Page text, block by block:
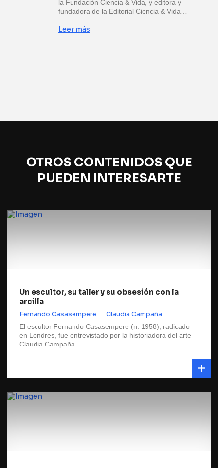
la Fundación Ciencia & Vida, y editora y
fundadora de la Editorial Ciencia & Vida…
Leer más
OTROS CONTENIDOS QUE
PUEDEN INTERESARTE
Un escultor, su taller y su obsesión con la
arcilla
Fernando Casasempere Claudia Campaña
El escultor Fernando Casasempere (n. 1958), radicado
en Londres, fue entrevistado por la historiadora del arte
Claudia Campaña...